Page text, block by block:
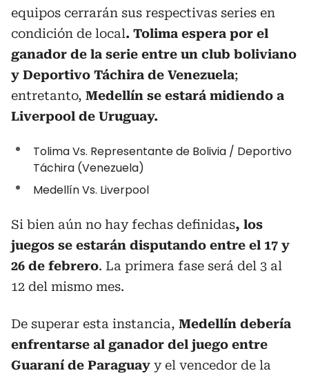
equipos cerrarán sus respectivas series en
condición de local. Tolima espera por el
ganador de la serie entre un club boliviano
y Deportivo Táchira de Venezuela;
entretanto, Medellín se estará midiendo a
Liverpool de Uruguay.
Tolima Vs. Representante de Bolivia / Deportivo
Táchira (Venezuela)
Medellín Vs. Liverpool
Si bien aún no hay fechas definidas, los
juegos se estarán disputando entre el 17 y
26 de febrero. La primera fase será del 3 al
12 del mismo mes.
De superar esta instancia, Medellín debería
enfrentarse al ganador del juego entre
Guaraní de Paraguay y el vencedor de la